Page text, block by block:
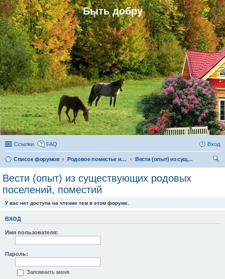
Быть добру
Ссылки FAQ Вход
Список форумов Родовое поместье и родовое поселение
Вести (опыт) из существующих родовых поселений, поместий
Вести (опыт) из существующих родовых
поселений, поместий
У вас нет доступа на чтение тем в этом форуме.
ВХОД
Имя пользователя:
Пароль:
Запомнить меня